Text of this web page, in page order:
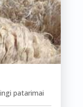
patarimai